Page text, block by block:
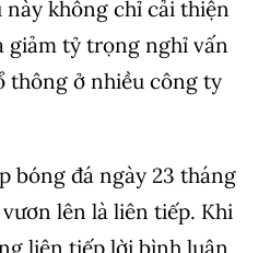
không chỉ cải thiện
giảm tỷ trọng nghỉ vấn
thông ở nhiều công ty
bóng đá ngày 23 tháng
vươn lên là liên tiếp. Khi
liên tiếp lời bình luận